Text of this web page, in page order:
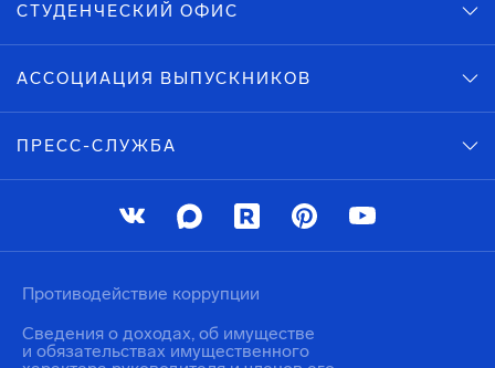
СТУДЕНЧЕСКИЙ ОФИС
АССОЦИАЦИЯ ВЫПУСКНИКОВ
ПРЕСС-СЛУЖБА
Противодействие коррупции
Сведения о доходах, об имуществе
и обязательствах имущественного